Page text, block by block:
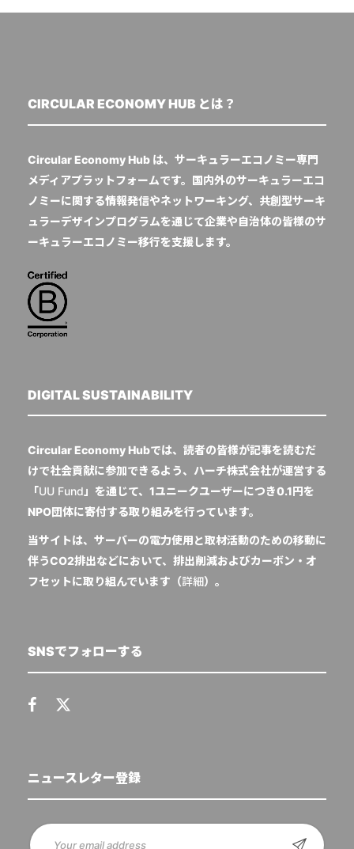
CIRCULAR ECONOMY HUB とは？
Circular Economy Hub は、サーキュラーエコノミー専門
メディアプラットフォームです。国内外のサーキュラーエコ
ノミーに関する情報発信やネットワーキング、共創型サーキ
ュラーデザインプログラムを通じて企業や自治体の皆様のサ
ーキュラーエコノミー移行を支援します。
DIGITAL SUSTAINABILITY
Circular Economy Hubでは、読者の皆様が記事を読むだ
けで社会貢献に参加できるよう、ハーチ株式会社が運営する
「UU Fund 」を通じて、1ユニークユーザーにつき0.1円を
NPO団体に寄付する取り組みを行っています。
当サイトは、サーバーの電力使用と取材活動のための移動に
伴うCO2排出などにおいて、排出削減およびカーボン・オ
フセットに取り組んでいます（詳細）。
SNSでフォローする
ニュースレター登録